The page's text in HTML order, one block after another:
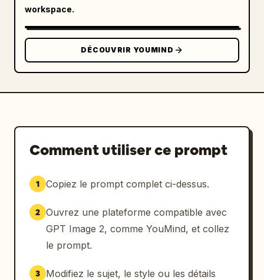
workspace.
DÉCOUVRIR YOUMIND
Comment utiliser ce prompt
1 Copiez le prompt complet ci-dessus.
2 Ouvrez une plateforme compatible avec
GPT Image 2, comme YouMind, et collez
le prompt.
3
Modifiez le sujet, le style ou les détails